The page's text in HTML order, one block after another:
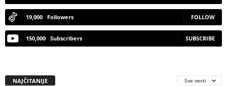
19,000 Followers FOLLOW
150,000 Subscribers SUBSCRIBE
NAJČITANIJE Sve vesti